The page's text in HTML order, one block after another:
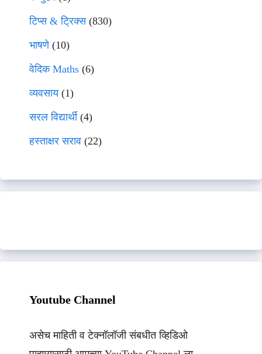
टिप्स & ट्रिक्स(830)
भाषणे(10)
वेदिक Maths (6)
व्यवसाय(1)
सरल विद्यार्थी(4)
हस्ताक्षर सराव (22)
Youtube Channel
असेच माहिती व टेक्नॉलॉजी संबधीत व्हिडिओ